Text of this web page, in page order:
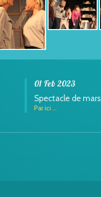
01 Feb 2023
Spectacle de mars
Par ici ...